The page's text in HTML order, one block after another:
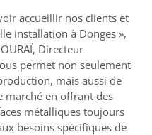
accueillir nos clients et
installation à Donges »,
Directeur
permet non seulement
mais aussi de
marché en offrant des
métalliques toujours
besoins spécifiques de